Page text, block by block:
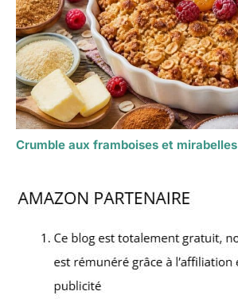
Crumble aux framboises et mirabelles